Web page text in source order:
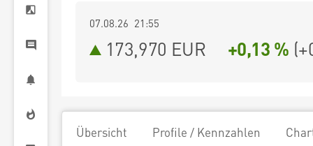
07.08.26 21:55
173,970 EUR +0,13 % (
Übersicht Profile / Kennzahlen